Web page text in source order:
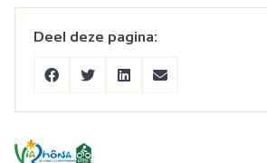
Deel deze pagina: